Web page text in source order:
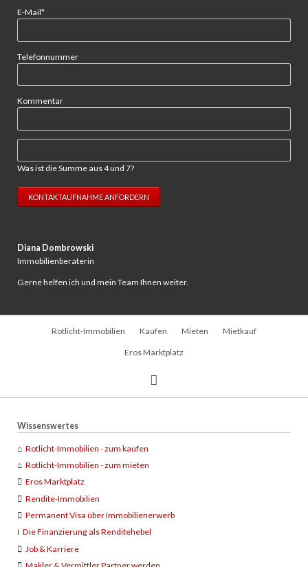
Pflichtfeld
E-Mail*
Telefonnummer
Kommentar
Was ist die Summe aus 4 und 7?
KONTAKTAUFNAHME ANFORDERN
Diana Dombrowski
Immobilienberaterin
Gerne helfen ich und mein Team Ihnen weiter.
Navigation
Rotlicht-Immobilien Kaufen Mieten Mietkauf
Eros Marktplatz
Wissenswertes
Rotlicht-Immobilien - zum kaufen
Rotlicht-Immobilien - zum mieten
Eros Marktplatz
Rendite-Immobilien
Permanent Visa über Immobilienerwerb
Die Finanzierung als Renditehebel
Job & Karriere